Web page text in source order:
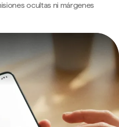
ocultas ni márgenes